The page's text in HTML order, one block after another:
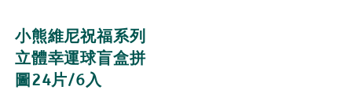
小熊維尼祝福系列
立體幸運球盲盒拼
圖24片/6入